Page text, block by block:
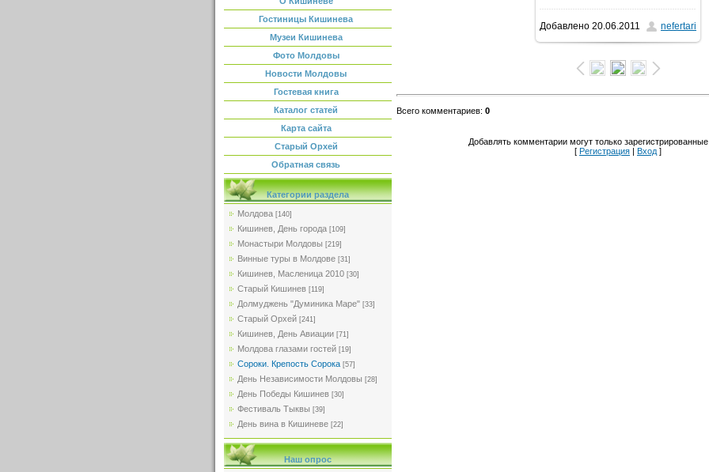
Гостиницы Кишинева
Музеи Кишинева
Фото Молдовы
Новости Молдовы
Гостевая книга
Каталог статей
Карта сайта
Старый Орхей
Обратная связь
Категории раздела
Молдова [140]
Кишинев, День города [109]
Монастыри Молдовы [219]
Винные туры в Молдове [31]
Кишинев, Масленица 2010 [30]
Старый Кишинев [119]
Долмуджень "Думиника Маре" [33]
Старый Орхей [241]
Кишинев, День Авиации [71]
Молдова глазами гостей [19]
Сороки. Крепость Сорока [57]
День Независимости Молдовы [28]
День Победы Кишинев [30]
Фестиваль Тыквы [39]
День вина в Кишиневе [22]
Наш опрос
1024x768/ 107.0Kb
Добавлено 20.06.2011 nefertari
Всего комментариев: 0
Добавлять комментарии могут только зарегистрированные
[ Регистрация | Вход ]